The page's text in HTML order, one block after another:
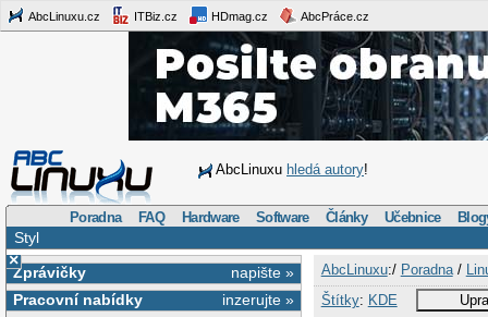
AbcLinuxu.cz ITBiz.cz HDmag.cz AbcPráce.cz
AbcLinuxu hledá autory!
Poradna FAQ Hardware Software Články Učebnice
Styl
×
napište »
Zprávičky
inzerujte »
Pracovní nabídky
AbcLinuxu:/ Poradna/
Štítky: KDE